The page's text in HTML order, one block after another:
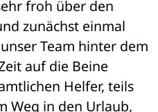
froh über den
zunächst einmal
Team hinter dem
auf die Beine
Helfer, teils
Weg in den Urlaub,